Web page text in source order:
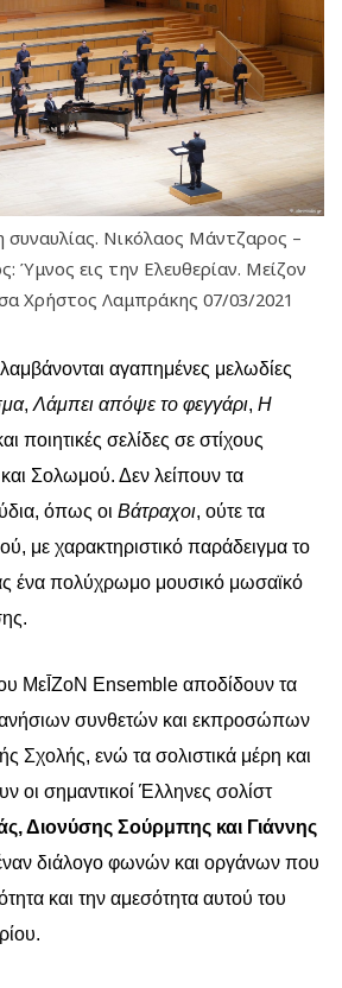
Νικόλαος Μάντζαρος –
Ύμνος εις την Ελευθερίαν. Μείζον
Χρήστος Λαμπράκης 07/03/2021
αγαπημένες μελωδίες
,Λάμπει απόψε το φεγγάρι, Η
ποιητικές σελίδες σε στίχους
Σολωμού. Δεν λείπουν τα
όπως οι Βάτραχοι, ούτε τα
με χαρακτηριστικό παράδειγμα το
ένα πολύχρωμο μουσικό μωσαϊκό
ΜεĪΖοΝ Ensemble αποδίδουν τα
συνθετών και εκπροσώπων
Σχολής, ενώ τα σολιστικά μέρη και
οι σημαντικοί Έλληνες σολίστ
Διονύσης Σούρμπης και Γιάννης
διάλογο φωνών και οργάνων που
και την αμεσότητα αυτού του